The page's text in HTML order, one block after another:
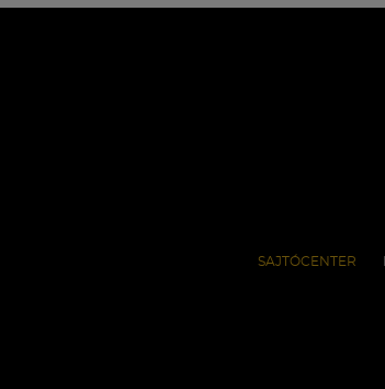
SAJTÓCENTER